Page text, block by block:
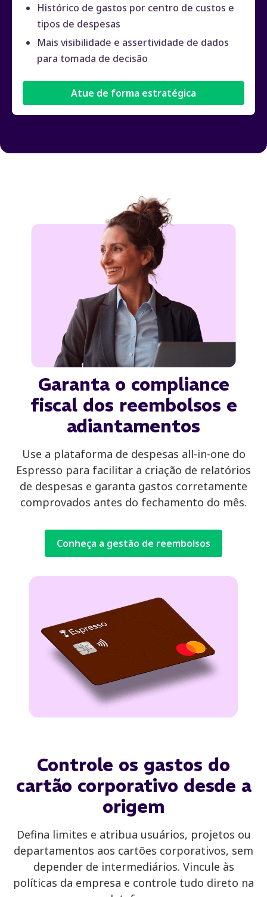
Histórico de gastos por centro de custos e
tipos de despesas
Mais visibilidade e assertividade de dados
para tomada de decisão
Atue de forma estratégica
Garanta o compliance
fiscal dos reembolsos e
adiantamentos
Use a plataforma de despesas all-in-one do
Espresso para facilitar a criação de relatórios
de despesas e garanta gastos corretamente
comprovados antes do fechamento do mês.
Conheça a gestão de reembolsos
Controle os gastos do
cartão corporativo desde a
origem
Defina limites e atribua usuários, projetos ou
departamentos aos cartões corporativos, sem
depender de intermediários. Vincule às
políticas da empresa e controle tudo direto na